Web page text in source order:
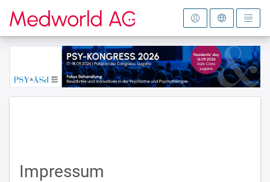
Zur Startseite
Impressum